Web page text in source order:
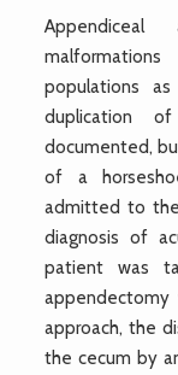
populations
duplication
documented,
of a
admitted to the
diagnosis of
patient was
appendectomy
approach, the
the cecum by